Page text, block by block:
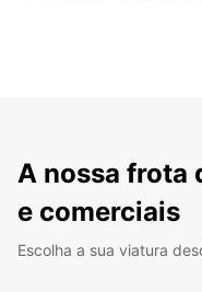
A nossa frota
e comerciais
Escolha a sua viatura